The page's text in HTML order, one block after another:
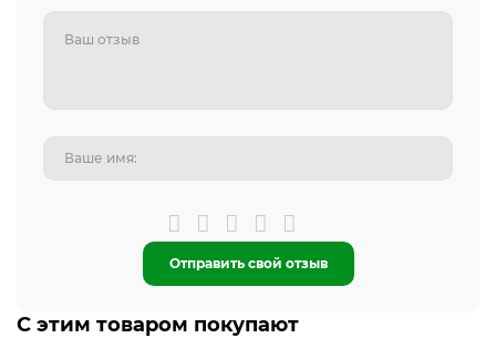
Отправить свой отзыв
С этим товаром покупают